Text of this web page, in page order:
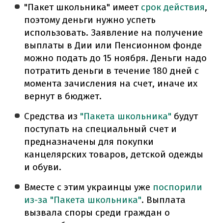
"Пакет школьника" имеет срок действия,
поэтому деньги нужно успеть
использовать. Заявление на получение
выплаты в Дии или Пенсионном фонде
можно подать до 15 ноября. Деньги надо
потратить деньги в течение 180 дней с
момента зачисления на счет, иначе их
вернут в бюджет.
Средства из "Пакета школьника" будут
поступать на специальный счет и
предназначены для покупки
канцелярских товаров, детской одежды
и обуви.
Вместе с этим украинцы уже поспорили
из-за "Пакета школьника". Выплата
вызвала споры среди граждан о